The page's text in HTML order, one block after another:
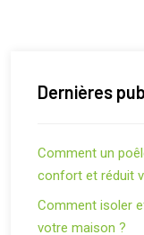
Dernières
Comment un
confort et réduit
Comment isoler
votre maison ?